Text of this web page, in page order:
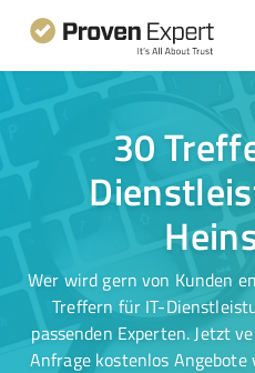
30
Wer wird gern von Kunden
Treffern für IT-
passenden Experten. Jetzt
Anfrage kostenlos